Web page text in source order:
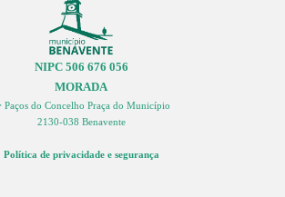
NIPC 506 676 056
MORADA
Paços do Concelho Praça do Município
2130-038 Benavente
Política de privacidade e segurança